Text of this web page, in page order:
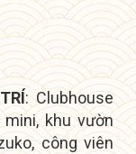
: Clubhouse
khu vườn
công viên